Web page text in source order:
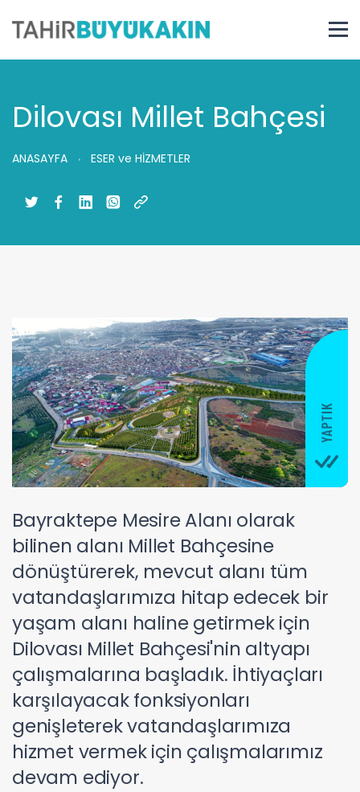
Dilovası Millet Bahçesi
ANASAYFA ESER ve HİZMETLER
Bayraktepe Mesire Alanı olarak
bilinen alanı Millet Bahçesine
dönüştürerek, mevcut alanı tüm
vatandaşlarımıza hitap edecek bir
yaşam alanı haline getirmek için
Dilovası Millet Bahçesi'nin altyapı
çalışmalarına başladık. İhtiyaçları
karşılayacak fonksiyonları
genişleterek vatandaşlarımıza
hizmet vermek için çalışmalarımız
devam ediyor.